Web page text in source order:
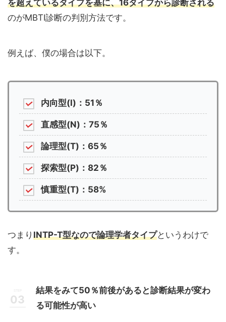
を超えているタイプを基に、16タイプから診断される
のがMBTI診断の判別方法です。
例えば、僕の場合は以下。
内向型(I)：51％
直感型(N)：75％
論理型(T)：65％
探索型(P)：82％
慎重型(T)：58%
つまり INTP-T型なので論理学者タイプというわけで
す。
結果をみて50％前後があると診断結果が変わ
る可能性が高い